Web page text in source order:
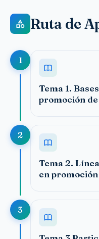
Ruta de
1
Tema 1.
promoción
2
Tema 2.
en
3